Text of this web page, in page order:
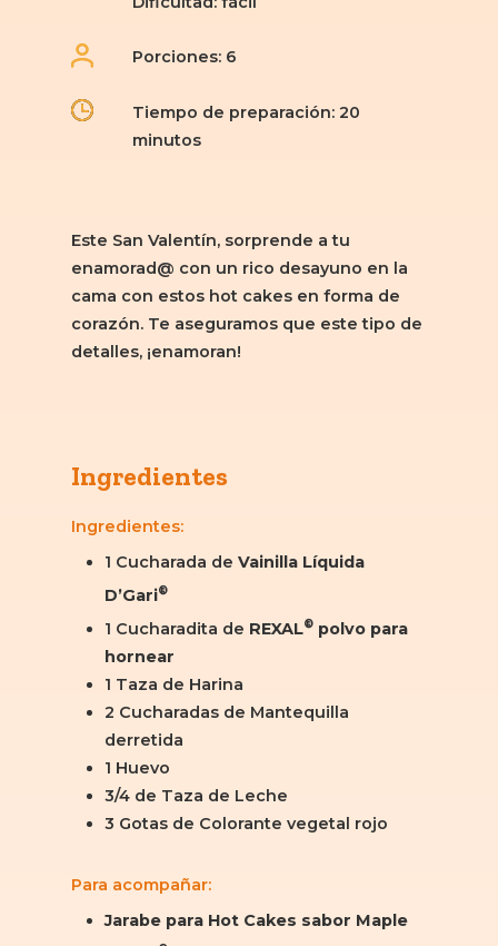
Porciones: 6
Tiempo de preparación: 20
minutos
Este San Valentín, sorprende a tu
enamorad@ con un rico desayuno en la
cama con estos hot cakes en forma de
corazón. Te aseguramos que este tipo de
detalles, ¡enamoran!
Ingredientes
Ingredientes:
1 Cucharada deVainilla Líquida
D’Gari®
1 Cucharadita de REXAL® polvo para
hornear
1 Taza de Harina
2 Cucharadas de Mantequilla
derretida
1 Huevo
3/4 de Taza de Leche
3 Gotas de Colorante vegetal rojo
Para acompañar:
Jarabe para Hot Cakes sabor Maple